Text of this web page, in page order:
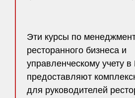
Эти курсы по
ресторанного бизнеса и
управленческому учету
предоставляют
для руководителей